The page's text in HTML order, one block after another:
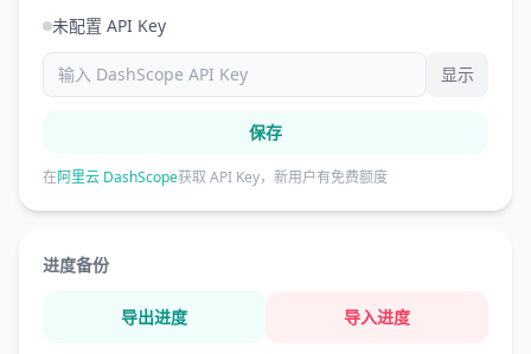
未配置 API Key
显示
保存
在阿里云 DashScope获取 API Key，新用户有免费额度
进度备份
导出进度 导入进度